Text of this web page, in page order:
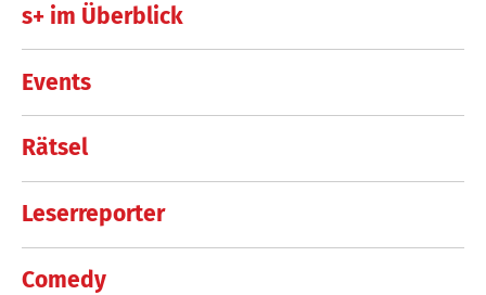
s+ im Überblick
Events
Rätsel
Leserreporter
Comedy